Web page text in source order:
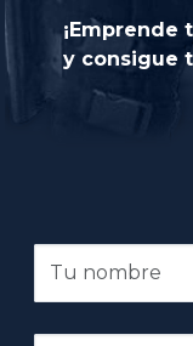
¡Emprende
y consigue